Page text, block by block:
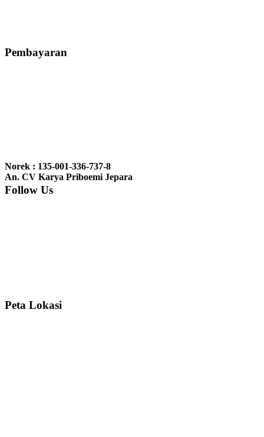
bale2 dan kursi teras saya sudah saya terima dan p...
nyesel deh beli geby...
Pembayaran
Norek : 135-001-336-737-8
An. CV Karya Priboemi Jepara
Follow Us
Peta Lokasi